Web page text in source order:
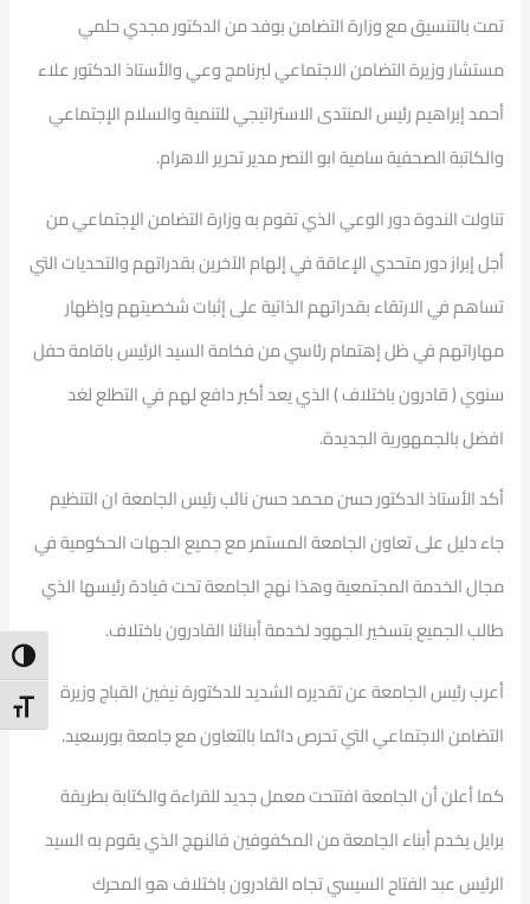
تمت بالتنسيق مع وزارة التضامن بوفد من الدكتور مجدي حلمي
مستشار وزيرة التضامن الاجتماعي لبرنامج وعي والأستاذ الدكتور علاء
أحمد إبراهيم رئيس المنتدى الاستراتيجي للتنمية والسلام الإجتماعي
والكاتبة الصحفية سامية ابو النصر مدير تحرير الاهرام.
تناولت الندوة دور الوعي الذي تقوم به وزارة التضامن الإجتماعي من
أجل إبراز دور متحدي الإعاقة في إلهام الآخرين بقدراتهم والتحديات التي
تساهم في الارتقاء بقدراتهم الذاتية على إثبات شخصيتهم وإظهار
مهاراتهم في ظل إهتمام رئاسي من فخامة السيد الرئيس باقامة حفل
سنوي ( قادرون باختلاف ) الذي يعد أكبر دافع لهم في التطلع لغد
افضل بالجمهورية الجديدة.
أكد الأستاذ الدكتور حسن محمد حسن نائب رئيس الجامعة ان التنظيم
جاء دليل على تعاون الجامعة المستمر مع جميع الجهات الحكومية في
مجال الخدمة المجتمعية وهذا نهج الجامعة تحت قيادة رئيسها الذي
طالب الجميع بتسخير الجهود لخدمة أبنائنا القادرون باختلاف.
أعرب رئيس الجامعة عن تقديره الشديد للدكتورة نيفين القباج وزيرة
التضامن الاجتماعي التي تحرص دائما بالتعاون مع جامعة بورسعيد.
كما أعلن أن الجامعة افتتحت معمل جديد للقراءة والكتابة بطريقة
برايل يخدم أبناء الجامعة من المكفوفين فالنهج الذي يقوم به السيد
الرئيس عبد الفتاح السيسي تجاه القادرون باختلاف هو المحرك